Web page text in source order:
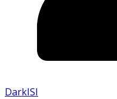
DarkISI